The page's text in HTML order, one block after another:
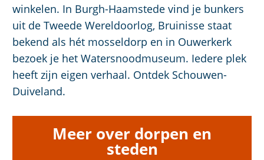
winkelen. In Burgh-Haamstede vind je bunkers
uit de Tweede Wereldoorlog, Bruinisse staat
bekend als hét mosseldorp en in Ouwerkerk
bezoek je het Watersnoodmuseum. Iedere plek
heeft zijn eigen verhaal. Ontdek Schouwen-
Duiveland.
Meer over dorpen en
steden